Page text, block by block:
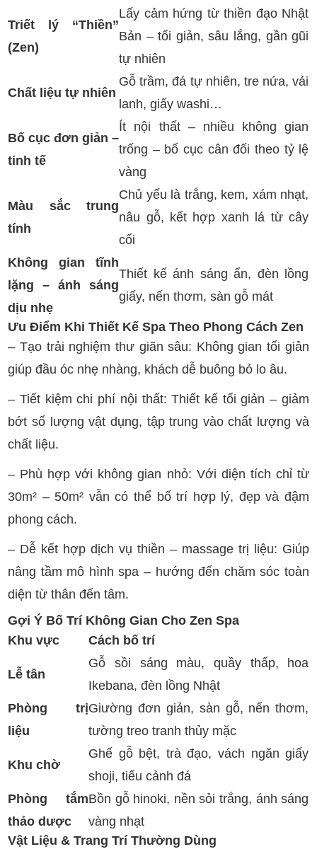
Triết lý “Thiền”
(Zen)
Lấy cảm hứng từ thiền đạo Nhật
Bản – tối giản, sâu lắng, gần gũi
tự nhiên
Chất liệu tự nhiên
Gỗ trầm, đá tự nhiên, tre nứa, vải
lanh, giấy washi…
Bố cục đơn giản –
tinh tế
Ít nội thất – nhiều không gian
trống – bố cục cân đối theo tỷ lệ
vàng
Màu sắc trung
tính
Chủ yếu là trắng, kem, xám nhạt,
nâu gỗ, kết hợp xanh lá từ cây
cối
Không gian tĩnh
lặng – ánh sáng
dịu nhẹ
Thiết kế ánh sáng ẩn, đèn lồng
giấy, nến thơm, sàn gỗ mát
Ưu Điểm Khi Thiết Kế Spa Theo Phong Cách Zen
– Tạo trải nghiệm thư giãn sâu: Không gian tối giản
giúp đầu óc nhẹ nhàng, khách dễ buông bỏ lo âu.
– Tiết kiệm chi phí nội thất: Thiết kế tối giản – giảm
bớt số lượng vật dụng, tập trung vào chất lượng và
chất liệu.
– Phù hợp với không gian nhỏ: Với diện tích chỉ từ
30m² – 50m² vẫn có thể bố trí hợp lý, đẹp và đậm
phong cách.
– Dễ kết hợp dịch vụ thiền – massage trị liệu: Giúp
nâng tầm mô hình spa – hướng đến chăm sóc toàn
diện từ thân đến tâm.
Gợi Ý Bố Trí Không Gian Cho Zen Spa
Khu vực
Cách bố trí
Lễ tân
Gỗ sồi sáng màu, quầy thấp, hoa
Ikebana, đèn lồng Nhật
Phòng trị
liệu
Giường đơn giản, sàn gỗ, nến thơm,
tường treo tranh thủy mặc
Khu chờ
Ghế gỗ bệt, trà đạo, vách ngăn giấy
shoji, tiểu cảnh đá
Phòng tắm
thảo dược
Bồn gỗ hinoki, nền sỏi trắng, ánh sáng
vàng nhạt
Vật Liệu & Trang Trí Thường Dùng